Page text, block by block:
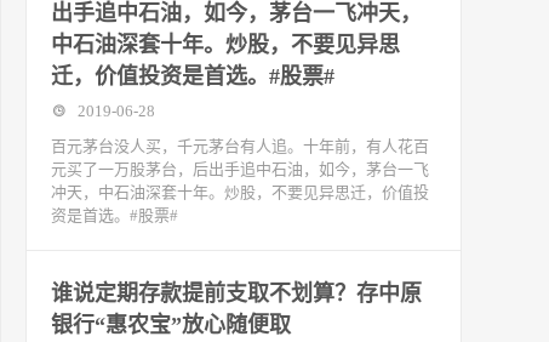
出手追中石油，如今，茅台一飞冲天，
中石油深套十年。炒股，不要见异思
迁，价值投资是首选。#股票#
2019-06-28
百元茅台没人买，千元茅台有人追。十年前，有人花百
元买了一万股茅台，后出手追中石油，如今，茅台一飞
冲天，中石油深套十年。炒股，不要见异思迁，价值投
资是首选。#股票#
谁说定期存款提前支取不划算？存中原
银行“惠农宝”放心随便取